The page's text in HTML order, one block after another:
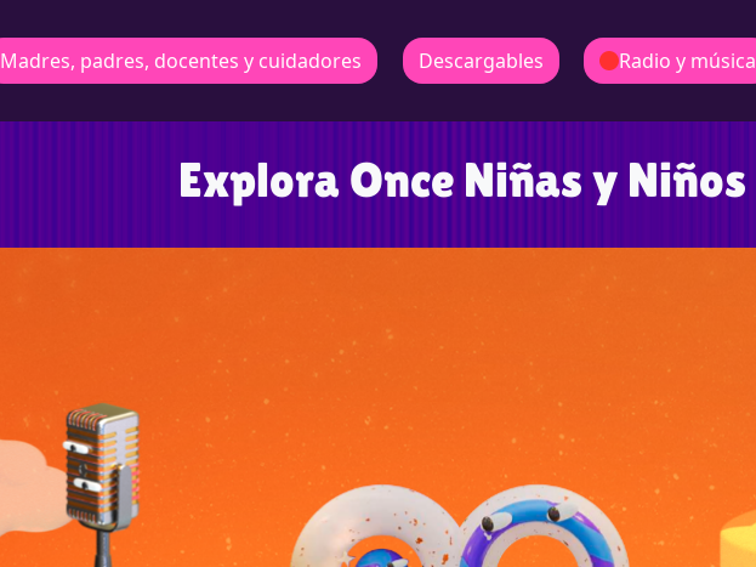
Madres, padres, docentes y cuidadores Descargables Radio y música
Explora Once Niñas y Niños